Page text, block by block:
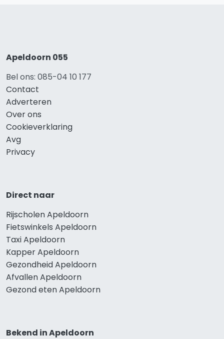
Apeldoorn 055
Bel ons: 085-04 10 177
Contact
Adverteren
Over ons
Cookieverklaring
Avg
Privacy
Direct naar
Rijscholen Apeldoorn
Fietswinkels Apeldoorn
Taxi Apeldoorn
Kapper Apeldoorn
Gezondheid Apeldoorn
Afvallen Apeldoorn
Gezond eten Apeldoorn
Bekend in Apeldoorn